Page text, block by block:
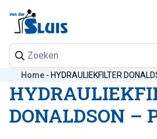
Home - HYDRAULIEKFILTER
DONALDSON –